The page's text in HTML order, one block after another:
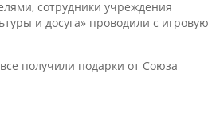
сотрудники учреждения
и досуга» проводили с игровую
получили подарки от Союза